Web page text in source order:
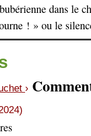
dans le
! » ou le
›